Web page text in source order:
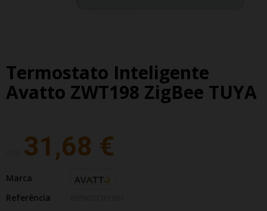
Termostato Inteligente
Avatto ZWT198 ZigBee TUYA
31,68 €
Marca
Referência